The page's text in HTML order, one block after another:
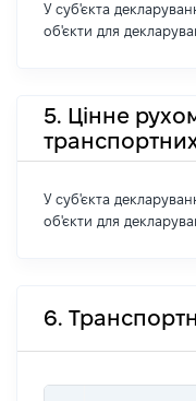
У суб'єкта
об'єкти для
5. Цінне
У суб'єкта
об'єкти для
6.